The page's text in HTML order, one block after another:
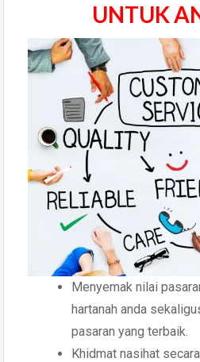
UNTUK
Menyemak nilai
hartanah anda
pasaran yang terbaik.
Khidmat nasihat